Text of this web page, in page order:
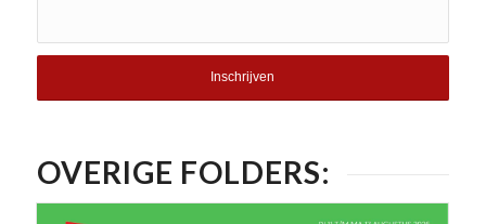
OVERIGE FOLDERS: